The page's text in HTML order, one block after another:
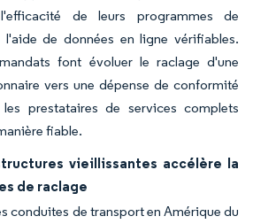
de leurs programmes de
de données en ligne vérifiables.
font évoluer le raclage d'une
vers une dépense de conformité
prestataires de services complets
fiable.
vieillissantes accélère la
de raclage
conduites de transport en Amérique du